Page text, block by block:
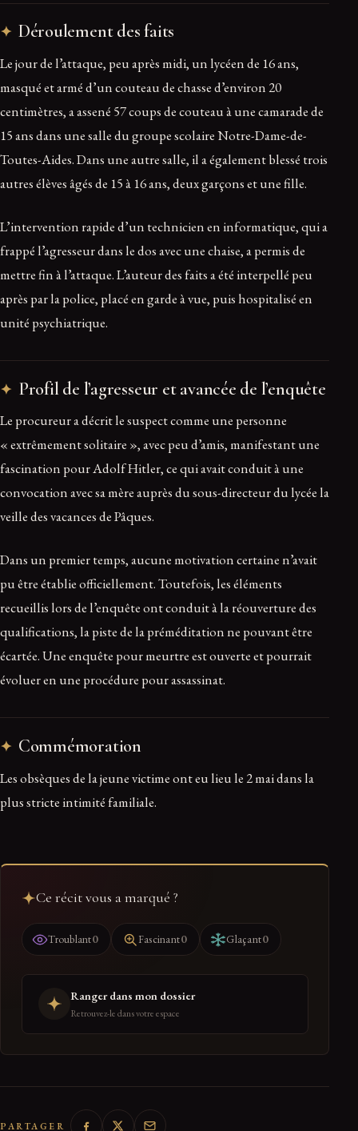
Déroulement des faits
Le jour de l’attaque, peu après midi, un lycéen de 16 ans,
masqué et armé d’un couteau de chasse d’environ 20
centimètres, a assené 57 coups de couteau à une camarade de
15 ans dans une salle du groupe scolaire Notre-Dame-de-
Toutes-Aides. Dans une autre salle, il a également blessé trois
autres élèves âgés de 15 à 16 ans, deux garçons et une fille.
L’intervention rapide d’un technicien en informatique, qui a
frappé l’agresseur dans le dos avec une chaise, a permis de
mettre fin à l’attaque. L’auteur des faits a été interpellé peu
après par la police, placé en garde à vue, puis hospitalisé en
unité psychiatrique.
Profil de l’agresseur et avancée de l’enquête
Le procureur a décrit le suspect comme une personne
« extrêmement solitaire », avec peu d’amis, manifestant une
fascination pour Adolf Hitler, ce qui avait conduit à une
convocation avec sa mère auprès du sous-directeur du lycée la
veille des vacances de Pâques.
Dans un premier temps, aucune motivation certaine n’avait
pu être établie officiellement. Toutefois, les éléments
recueillis lors de l’enquête ont conduit à la réouverture des
qualifications, la piste de la préméditation ne pouvant être
écartée. Une enquête pour meurtre est ouverte et pourrait
évoluer en une procédure pour assassinat.
Commémoration
Les obsèques de la jeune victime ont eu lieu le 2 mai dans la
plus stricte intimité familiale.
Ce récit vous a marqué ?
Troublant0 Fascinant0 Glaçant0
Ranger dans mon dossier
Retrouvez-le dans votre espace
PARTAGER